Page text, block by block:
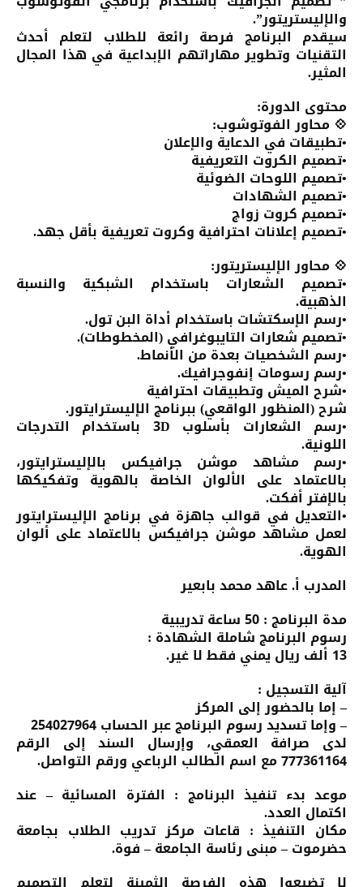
والإليستريتور”.
سيقدم البرنامج فرصة رائعة للطلاب لتعلم أحدث
التقنيات وتطوير مهاراتهم الإبداعية في هذا المجال
المثير.
محتوى الدورة:
💠 محاور الفوتوشوب:
•تطبيقات في الدعاية والإعلان
•تصميم الكروت التعريفية
•تصميم اللوحات الضوئية
•تصميم الشهادات
•تصميم كروت زواج
•تصميم إعلانات احترافية وكروت تعريفية بأقل جهد.
💠 محاور الإليستريتور:
•تصميم الشعارات باستخدام الشبكية والنسبة
الذهبية.
•رسم الإسكتشات باستخدام أداة البن تول.
•تصميم شعارات التايبوغرافي (المخطوطات).
•رسم الشخصيات بعدة من الأنماط.
•رسم رسومات إنفوجرافيك.
•شرح الميش وتطبيقات احترافية
شرح (المنظور الواقعي) ببرنامج الإليسترايتور.
•رسم الشعارات بأسلوب 3D باستخدام التدرجات
اللونية.
•رسم مشاهد موشن جرافيكس بالإليسترايتور،
بالاعتماد على الألوان الخاصة بالهوية وتفكيكها
بالإفتر أفكت.
•التعديل في قوالب جاهزة في برنامج الإليسترايتور
لعمل مشاهد موشن جرافيكس بالاعتماد على ألوان
الهوية.
المدرب أ. عاهد محمد بابعير
مدة البرنامج : 50 ساعة تدريبية
رسوم البرنامج شاملة الشهادة :
13 ألف ريال يمني فقط لا غير.
آلية التسجيل :
– إما بالحضور إلى المركز
– وإما تسديد رسوم البرنامج عبر الحساب 254027964
لدى صرافة العمقي، وإرسال السند إلى الرقم
777361164 مع اسم الطالب الرباعي ورقم التواصل.
موعد بدء تنفيذ البرنامج : الفترة المسائية – عند
اكتمال العدد.
مكان التنفيذ : قاعات مركز تدريب الطلاب بجامعة
حضرموت – مبنى رئاسة الجامعة – فوة.